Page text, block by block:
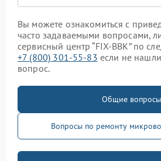
Вы можете ознакомиться с
часто задаваемыми вопросами,
сервисный центр “FIX-BBK” по
+7 (800) 301-55-83 если не
вопрос.
Общие вопросы
Вопросы по ремонту